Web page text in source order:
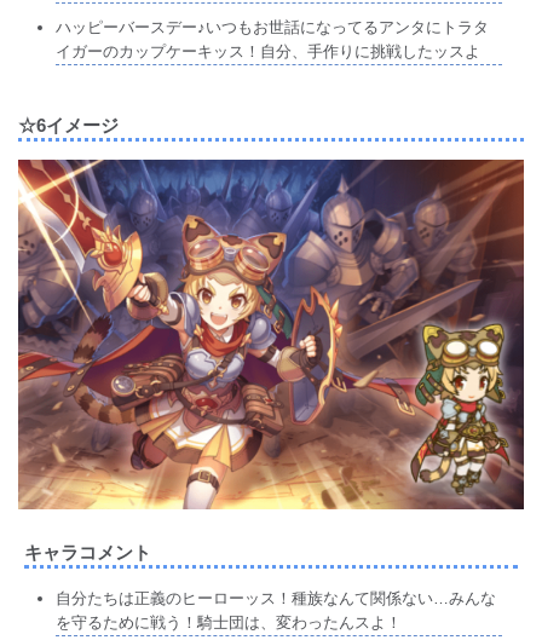
ハッピーバースデー♪いつもお世話になってるアンタにトラタ
イガーのカップケーキッス！自分、手作りに挑戦したッスよ
☆6イメージ
キャラコメント
自分たちは正義のヒーローッス！種族なんて関係ない…みんな
を守るために戦う！騎士団は、変わったんスよ！